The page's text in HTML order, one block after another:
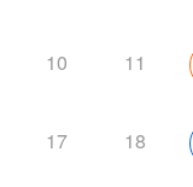
10 11
17 18